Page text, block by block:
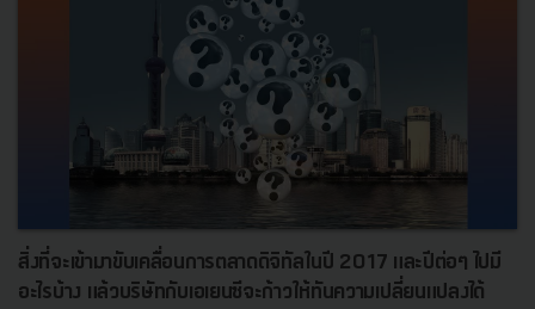
สิ่งที่จะเข้ามาขับเคลื่อนการตลาดดิจิทัลในปี 2017 และปีต่อๆ ไปมี
อะไรบ้าง แล้วบริษัทกับเอเยนซีจะก้าวให้ทันความเปลี่ยนแปลงได้